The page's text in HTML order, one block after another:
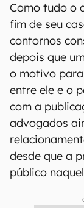
Como tudo o
fim de seu
contornos
depois que
o motivo
entre ele e o
com a
advogados
desde que a
público